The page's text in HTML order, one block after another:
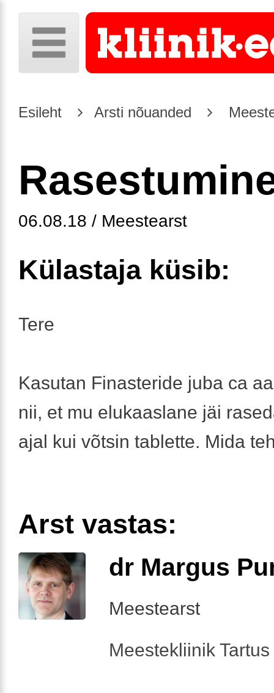
Esileht Arsti nõuanded
06.08.18 / Meestearst
Külastaja küsib:
Tere
Kasutan Finasteride juba ca
nii, et mu elukaaslane jäi
ajal kui võtsin tablette. Mida
Arst vastas:
dr Margus
Meestearst
Meestekliinik